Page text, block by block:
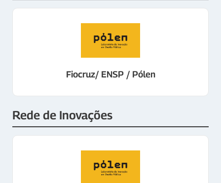
Fiocruz/ ENSP / Pólen
Rede de Inovações